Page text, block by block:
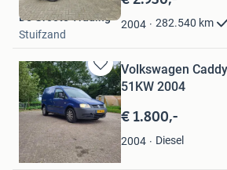
Mijn
Favorieten2004 282.540 km
De Groote Trading
Stuifzand
Bewaren
in
Mijn
Favorieten
Volkswagen
51KW 2004
€ 1.800,-
2004 Diesel
hilco
Blesdijke